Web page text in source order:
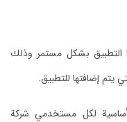
بشكل مستمر وذلك
إضافتها للتطبيق.
وأساسية لكل مستخدمي شركة